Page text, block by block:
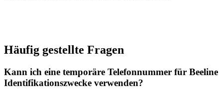
Häufig gestellte Fragen
Kann ich eine temporäre Telefonnummer für Beeline
Identifikationszwecke verwenden?